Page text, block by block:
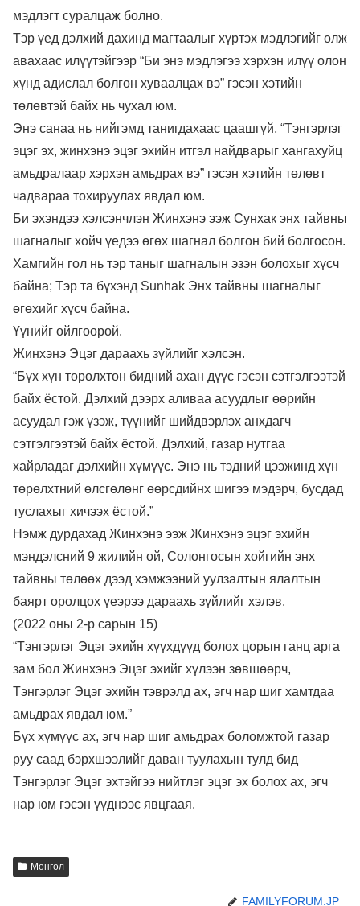
мэдлэгт суралцаж болно.
Тэр үед дэлхий дахинд магтаалыг хүртэх мэдлэгийг олж
авахаас илүүтэйгээр “Би энэ мэдлэгээ хэрхэн илүү олон
хүнд адислал болгон хуваалцах вэ” гэсэн хэтийн
төлөвтэй байх нь чухал юм.
Энэ санаа нь нийгэмд танигдахаас цаашгүй, “Тэнгэрлэг
эцэг эх, жинхэнэ эцэг эхийн итгэл найдварыг хангахуйц
амьдралаар хэрхэн амьдрах вэ” гэсэн хэтийн төлөвт
чадвараа тохируулах явдал юм.
Би эхэндээ хэлсэнчлэн Жинхэнэ ээж Сунхак энх тайвны
шагналыг хойч үедээ өгөх шагнал болгон бий болгосон.
Хамгийн гол нь тэр таныг шагналын эзэн болохыг хүсч
байна; Тэр та бүхэнд Sunhak Энх тайвны шагналыг
өгөхийг хүсч байна.
Үүнийг ойлгоорой.
Жинхэнэ Эцэг дараахь зүйлийг хэлсэн.
“Бүх хүн төрөлхтөн бидний ахан дүүс гэсэн сэтгэлгээтэй
байх ёстой. Дэлхий дээрх аливаа асуудлыг өөрийн
асуудал гэж үзэж, түүнийг шийдвэрлэх анхдагч
сэтгэлгээтэй байх ёстой. Дэлхий, газар нутгаа
хайрладаг дэлхийн хүмүүс. Энэ нь тэдний цээжинд хүн
төрөлхтний өлсгөлөнг өөрсдийнх шигээ мэдэрч, бусдад
туслахыг хичээх ёстой.”
Нэмж дурдахад Жинхэнэ ээж Жинхэнэ эцэг эхийн
мэндэлсний 9 жилийн ой, Солонгосын хойгийн энх
тайвны төлөөх дээд хэмжээний уулзалтын ялалтын
баярт оролцох үеэрээ дараахь зүйлийг хэлэв.
(2022 оны 2-р сарын 15)
“Тэнгэрлэг Эцэг эхийн хүүхдүүд болох цорын ганц арга
зам бол Жинхэнэ Эцэг эхийг хүлээн зөвшөөрч,
Тэнгэрлэг Эцэг эхийн тэврэлд ах, эгч нар шиг хамтдаа
амьдрах явдал юм.”
Бүх хүмүүс ах, эгч нар шиг амьдрах боломжтой газар
руу саад бэрхшээлийг даван туулахын тулд бид
Тэнгэрлэг Эцэг эхтэйгээ нийтлэг эцэг эх болох ах, эгч
нар юм гэсэн үүднээс явцгаая.
Монгол
FAMILYFORUM.JP